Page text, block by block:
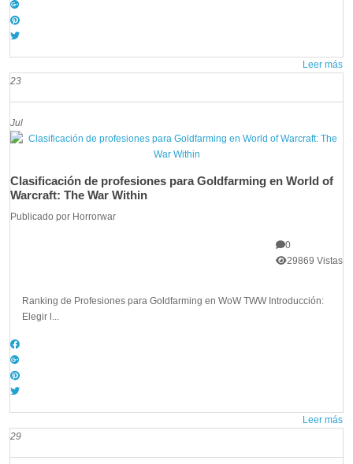
Leer más
23
Jul
Clasificación de profesiones para Goldfarming en World of
Warcraft: The War Within
Publicado por Horrorwar
0
29869 Vistas
Ranking de Profesiones para Goldfarming en WoW TWW Introducción:
Elegir l...
Leer más
29